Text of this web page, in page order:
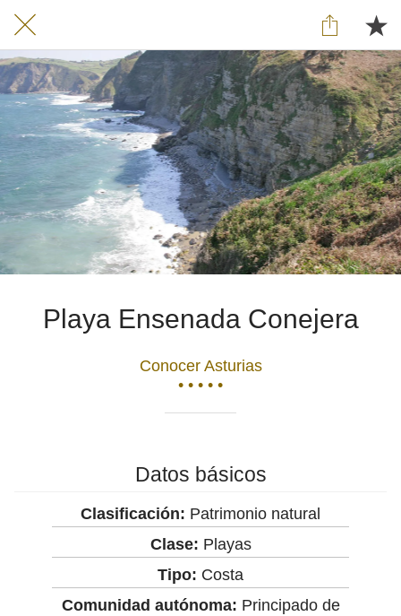
Playa Ensenada Conejera
Conocer Asturias
• • • • •
Datos básicos
Clasificación: Patrimonio natural
Clase: Playas
Tipo: Costa
Comunidad autónoma: Principado de